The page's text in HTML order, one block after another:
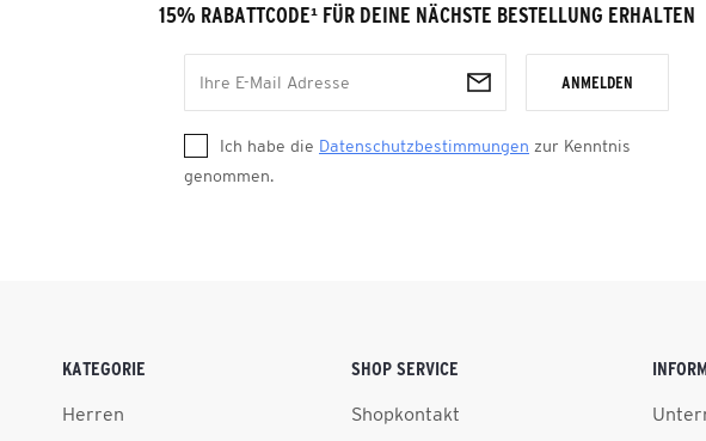
15% RABATTCODE¹FÜR DEINE NÄCHSTE BESTELLUNG ERHALTEN
ANMELDEN
Ich habe die Datenschutzbestimmungen zur Kenntnis
genommen.
KATEGORIE
Herren
SHOP SERVICE
Shopkontakt